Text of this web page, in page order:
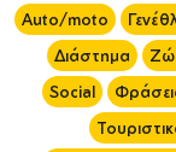
Auto/moto
Διάστημα
Social